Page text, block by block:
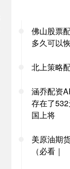
佛山股票
多久可以
北上策略
涵乔配资
存在了
国上将
美原油期
（必看｜